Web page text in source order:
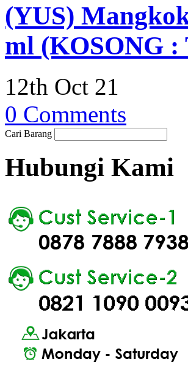
(YUS)
ml (KOSONG :
12th Oct 21
0 Comments
Cari Barang
Hubungi Kami